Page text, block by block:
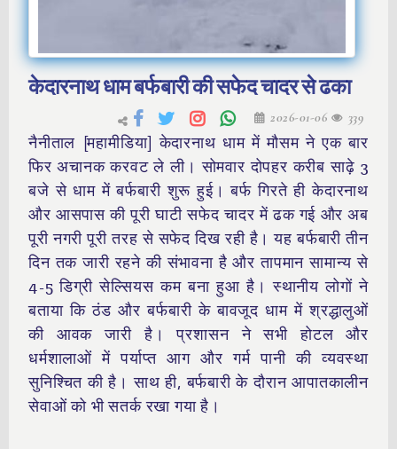
केदारनाथ धाम बर्फबारी की सफेद चादर से ढका
2026-01-06 339
नैनीताल [महामीडिया] केदारनाथ धाम में मौसम ने एक बार
फिर अचानक करवट ले ली। सोमवार दोपहर करीब साढ़े 3
बजे से धाम में बर्फबारी शुरू हुई। बर्फ गिरते ही केदारनाथ
और आसपास की पूरी घाटी सफेद चादर में ढक गई और अब
पूरी नगरी पूरी तरह से सफेद दिख रही है। यह बर्फबारी तीन
दिन तक जारी रहने की संभावना है और तापमान सामान्य से
4-5 डिग्री सेल्सियस कम बना हुआ है। स्थानीय लोगों ने
बताया कि ठंड और बर्फबारी के बावजूद धाम में श्रद्धालुओं
की आवक जारी है। प्रशासन ने सभी होटल और
धर्मशालाओं में पर्याप्त आग और गर्म पानी की व्यवस्था
सुनिश्चित की है। साथ ही, बर्फबारी के दौरान आपातकालीन
सेवाओं को भी सतर्क रखा गया है।